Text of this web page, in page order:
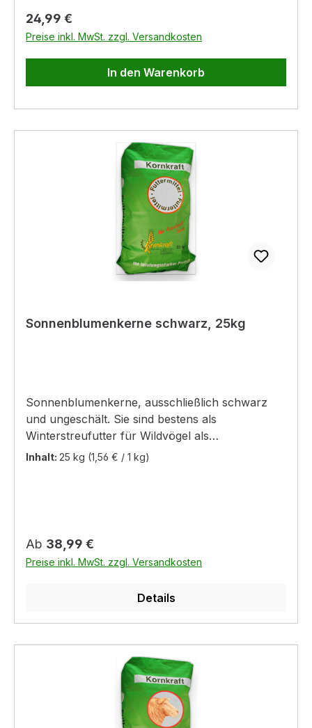
Regulärer Preis:
24,99 €
Preise inkl. MwSt. zzgl. Versandkosten
In den Warenkorb
Sonnenblumenkerne schwarz, 25kg
Sonnenblumenkerne, ausschließlich schwarz
und ungeschält. Sie sind bestens als
Winterstreufutter für Wildvögel als
Nahrungsgrundlage zu empfehlen.
Inhalt: 25 kg (1,56 € / 1 kg)
Regulärer Preis:
Ab 38,99 €
Preise inkl. MwSt. zzgl. Versandkosten
Details